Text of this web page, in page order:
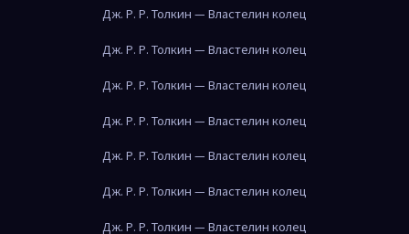
Дж. Р. Р. Толкин — Властелин колец
Дж. Р. Р. Толкин — Властелин колец
Дж. Р. Р. Толкин — Властелин колец
Дж. Р. Р. Толкин — Властелин колец
Дж. Р. Р. Толкин — Властелин колец
Дж. Р. Р. Толкин — Властелин колец
Дж. Р. Р. Толкин — Властелин колец